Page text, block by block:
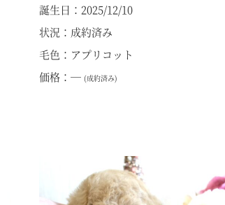
誕生日：2025/12/10
状況：成約済み
毛色：アプリコット
価格：― (成約済み)